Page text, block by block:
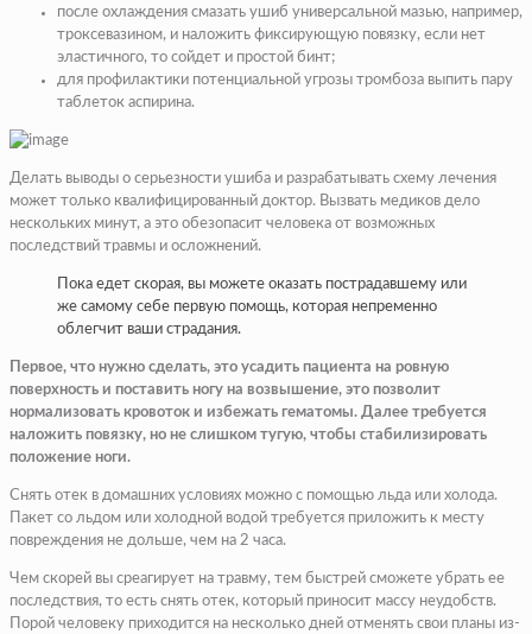
после охлаждения смазать ушиб универсальной мазью, например,
троксевазином, и наложить фиксирующую повязку, если нет
эластичного, то сойдет и простой бинт;
для профилактики потенциальной угрозы тромбоза выпить пару
таблеток аспирина.
Делать выводы о серьезности ушиба и разрабатывать схему лечения
может только квалифицированный доктор. Вызвать медиков дело
нескольких минут, а это обезопасит человека от возможных
последствий травмы и осложнений.
Пока едет скорая, вы можете оказать пострадавшему или
же самому себе первую помощь, которая непременно
облегчит ваши страдания.
Первое, что нужно сделать, это усадить пациента на ровную
поверхность и поставить ногу на возвышение, это позволит
нормализовать кровоток и избежать гематомы. Далее требуется
наложить повязку, но не слишком тугую, чтобы стабилизировать
положение ноги.
Снять отек в домашних условиях можно с помощью льда или холода.
Пакет со льдом или холодной водой требуется приложить к месту
повреждения не дольше, чем на 2 часа.
Чем скорей вы среагирует на травму, тем быстрей сможете убрать ее
последствия, то есть снять отек, который приносит массу неудобств.
Порой человеку приходится на несколько дней отменять свои планы из-